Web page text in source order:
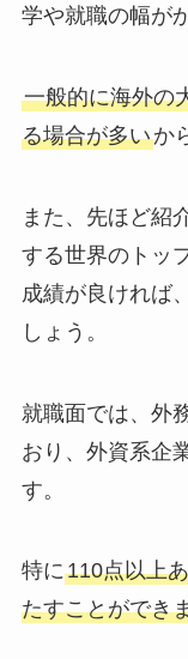
学や就職の幅が
一般的に海外の
る場合が多いか
また、先ほど紹
する世界のトッ
成績が良ければ
しょう。
就職面では、外
おり、 外資系企
す。
特に110点以上
たすことができ